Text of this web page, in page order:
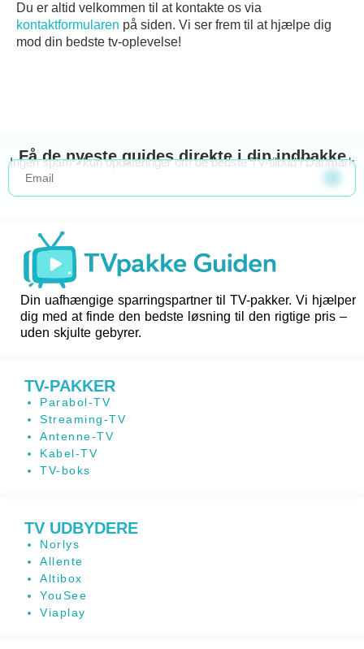
Du er altid velkommen til at kontakte os via
kontaktformularen på siden. Vi ser frem til at hjælpe dig
mod din bedste tv-oplevelse!
Få de nyeste guides direkte i din indbakke
Ingen spam - kun opdateringer om de bedste TV-tilbud i Danmark
Din uafhængige sparringspartner til TV-pakker. Vi hjælper
dig med at finde den bedste løsning til den rigtige pris –
uden skjulte gebyrer.
TV-PAKKER
Parabol-TV
Streaming-TV
Antenne-TV
Kabel-TV
TV-boks
TV UDBYDERE
Norlys
Allente
Altibox
YouSee
Viaplay